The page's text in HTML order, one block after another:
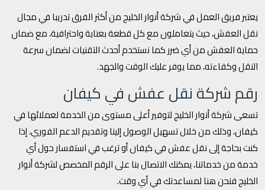
يعتبر فريق العمل في شركة أنوار الخليج من أكثر الفرق تدريبا في مجال
نقل العفش، حيث يتعاملون مع كل قطعة بعناية واحترافية، مع ضمان
حماية العفش من أي ضرر كما نستخدم أحدث التقنيات لضمان سرعة
النقل وكفاءته، مما يوفر عليك الوقت والجهد.
رقم شركة نقل عفش في كيفان
تسعى شركة أنوار الخليج لتوفير أعلى مستوى من الخدمة لعملائها في
كيفان، وذلك من خلال تسهيل الوصول إلينا وتقديم الدعم الفوري، إذا
كنت بحاجة إلى نقل عفش في كيفان أو ترغب في استفسار حول أي
خدمة من خدماتنا، يمكنك الاتصال بنا على الرقم المخصص لشركة أنوار
الخليج فنحن هنا لمساعدتك في أي وقت.